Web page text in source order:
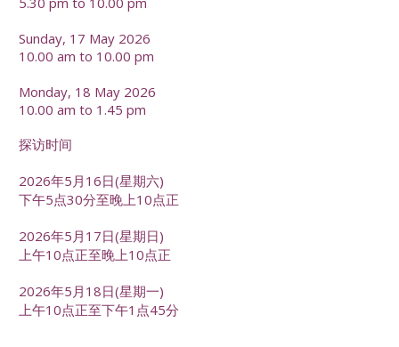
Sunday, 17 May 2026
10.00 am to 10.00 pm
Monday, 18 May 2026
10.00 am to 1.45 pm
探访时间
2026年5月16日(星期六)
下午5点30分至晚上10点正
2026年5月17日(星期日)
上午10点正至晚上10点正
2026年5月18日(星期一)
上午10点正至下午1点45分